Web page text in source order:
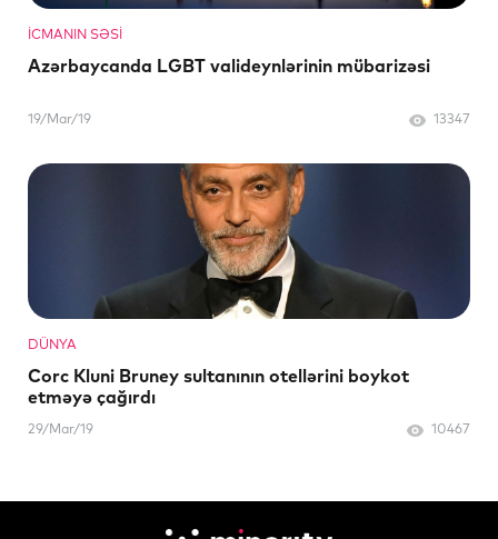
İCMANIN SƏSI
Azərbaycanda LGBT valideynlərinin mübarizəsi
19/Mar/19 13347
DÜNYA
Corc Kluni Bruney sultanının otellərini boykot
etməyə çağırdı
29/Mar/19 10467